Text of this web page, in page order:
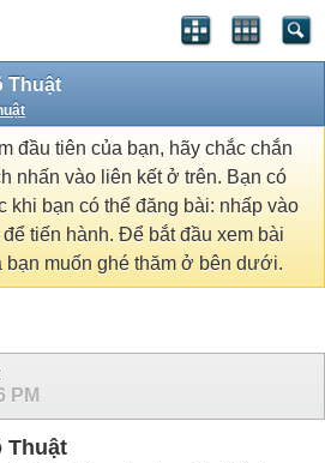
Thuật
đầu tiên của bạn, hãy chắc chắn
nhấn vào liên kết ở trên. Bạn có
khi bạn có thể đăng bài: nhấp vào
tiến hành. Để bắt đầu xem bài
bạn muốn ghé thăm ở bên dưới.
PM
Thuật